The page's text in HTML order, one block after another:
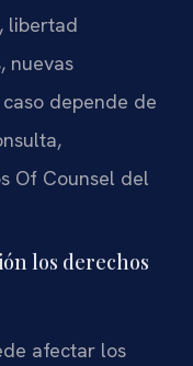
libertad
nuevas
depende de
Of Counsel del
los derechos
afectar los